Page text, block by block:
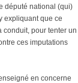
député national (qui)
expliquant que ce
conduit, pour tenter un
ces imputations
en concerne